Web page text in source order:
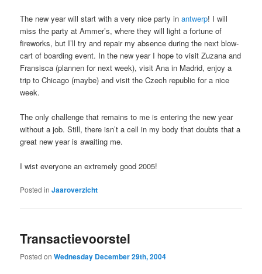
The new year will start with a very nice party inantwerp! I will
miss the party at Ammer’s, where they will light a fortune of
fireworks, but I’ll try and repair my absence during the next blow-
cart of boarding event. In the new year I hope to visit Zuzana and
Fransisca (plannen for next week), visit Ana in Madrid, enjoy a
trip to Chicago (maybe) and visit the Czech republic for a nice
week.
The only challenge that remains to me is entering the new year
without a job. Still, there isn’t a cell in my body that doubts that a
great new year is awaiting me.
I wist everyone an extremely good 2005!
Posted in Jaaroverzicht
Transactievoorstel
Posted onWednesday December 29th, 2004